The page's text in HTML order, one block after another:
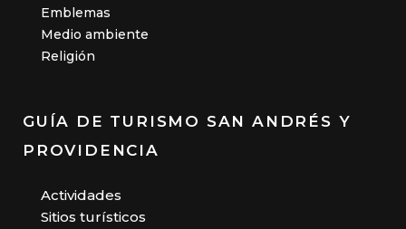
Emblemas
Medio ambiente
Religión
GUÍA DE TURISMO SAN ANDRÉS Y
PROVIDENCIA
Actividades
Sitios turísticos